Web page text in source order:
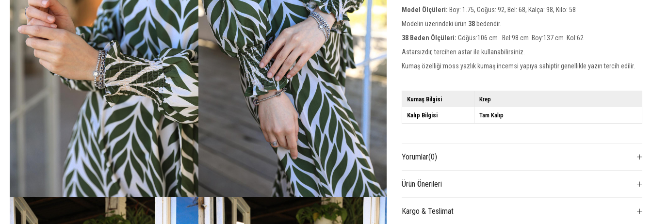
Model Ölçüleri: Boy: 1.75, Göğüs: 92, Bel: 68, Kalça: 98, Kilo: 58
Modelin üzerindeki ürün 38bedendir.
38 Beden Ölçüleri:Göğüs:106 cm Bel:98 cm Boy:137 cm Kol:62
Astarsızdır, tercihen astar ile kullanabilirsiniz.
Kumaş özelliği:moss yazlık kumaş incemsi yapıya sahiptir genellikle yazın tercih edilir.
Kumaş Bilgisi Krep
Kalıp Bilgisi Tam Kalıp
Yorumlar(0)
Ürün Önerileri
Kargo & Teslimat